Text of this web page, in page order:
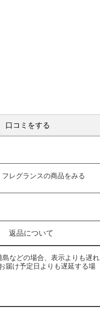
口コミをする
フレグランスの商品をみる
返品について
などの場合、表示よりも遅れ
届け予定日よりも遅延する場